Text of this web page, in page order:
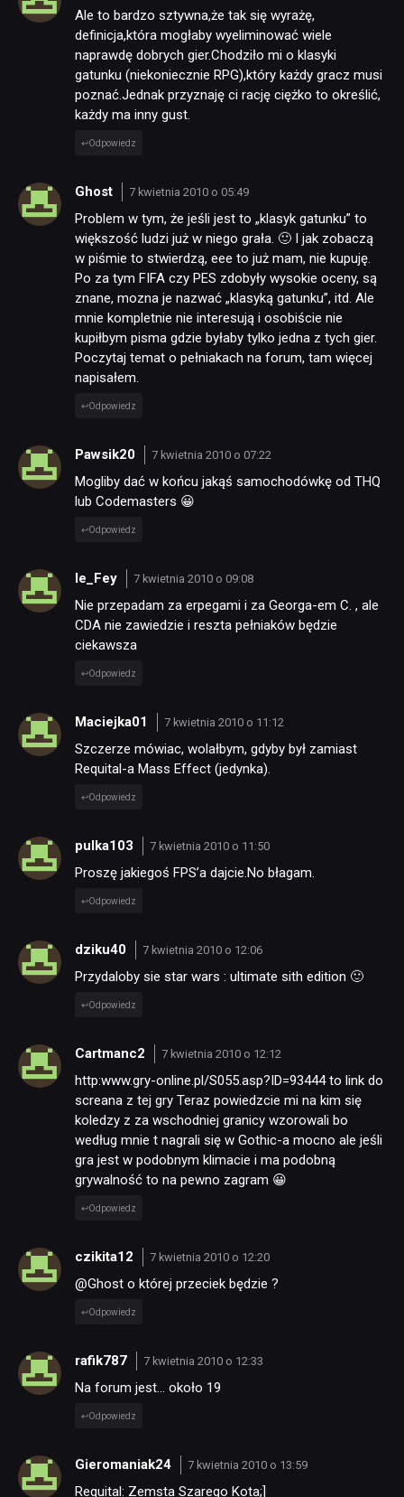
Ale to bardzo sztywna,że tak się wyrażę,
definicja,która mogłaby wyeliminować wiele
naprawdę dobrych gier.Chodziło mi o klasyki
gatunku (niekoniecznie RPG),który każdy gracz musi
poznać.Jednak przyznaję ci rację ciężko to określić,
każdy ma inny gust.
Odpowiedz
Ghost 7 kwietnia 2010 o 05:49
Problem w tym, że jeśli jest to „klasyk gatunku” to
większość ludzi już w niego grała. 🙂 I jak zobaczą
w piśmie to stwierdzą, eee to już mam, nie kupuję.
Po za tym FIFA czy PES zdobyły wysokie oceny, są
znane, mozna je nazwać „klasyką gatunku”, itd. Ale
mnie kompletnie nie interesują i osobiście nie
kupiłbym pisma gdzie byłaby tylko jedna z tych gier.
Poczytaj temat o pełniakach na forum, tam więcej
napisałem.
Odpowiedz
Pawsik20 7 kwietnia 2010 o 07:22
Mogliby dać w końcu jakąś samochodówkę od THQ
lub Codemasters 😀
Odpowiedz
le_Fey 7 kwietnia 2010 o 09:08
Nie przepadam za erpegami i za Georga-em C. , ale
CDA nie zawiedzie i reszta pełniaków będzie
ciekawsza
Odpowiedz
Maciejka01 7 kwietnia 2010 o 11:12
Szczerze mówiac, wolałbym, gdyby był zamiast
Requital-a Mass Effect (jedynka).
Odpowiedz
pulka103 7 kwietnia 2010 o 11:50
Proszę jakiegoś FPS’a dajcie.No błagam.
Odpowiedz
dziku40 7 kwietnia 2010 o 12:06
Przydaloby sie star wars : ultimate sith edition 🙂
Odpowiedz
Cartmanc2 7 kwietnia 2010 o 12:12
http:www.gry-online.pl/S055.asp?ID=93444 to link do
screana z tej gry Teraz powiedzcie mi na kim się
koledzy z za wschodniej granicy wzorowali bo
według mnie t nagrali się w Gothic-a mocno ale jeśli
gra jest w podobnym klimacie i ma podobną
grywalność to na pewno zagram 😀
Odpowiedz
czikita12 7 kwietnia 2010 o 12:20
@Ghost o której przeciek będzie ?
Odpowiedz
rafik787 7 kwietnia 2010 o 12:33
Na forum jest… około 19
Odpowiedz
Gieromaniak24 7 kwietnia 2010 o 13:59
Requital: Zemsta Szarego Kota;]